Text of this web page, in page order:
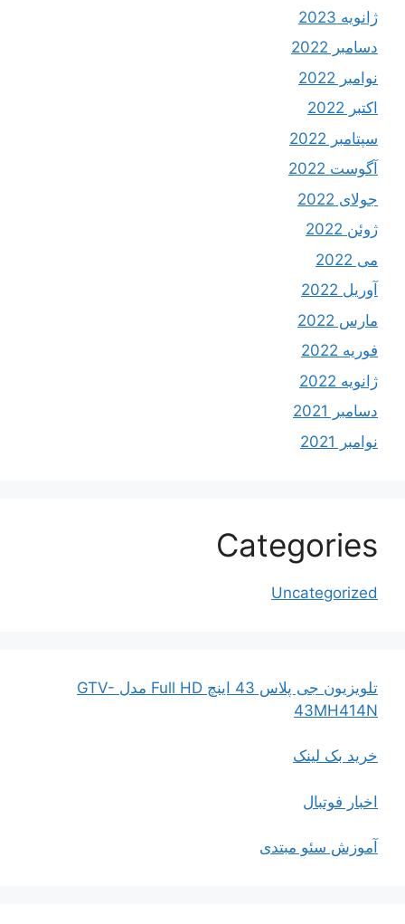
ژانویه 2023
دسامبر 2022
نوامبر 2022
اکتبر 2022
سپتامبر 2022
آگوست 2022
جولای 2022
ژوئن 2022
می 2022
آوریل 2022
مارس 2022
فوریه 2022
ژانویه 2022
دسامبر 2021
نوامبر 2021
Categories
Uncategorized
تلویزیون جی پلاس 43 اینچ Full HD مدل GTV-
43MH414N
خرید بک لینک
اخبار فوتبال
آموزش سئو مبتدی